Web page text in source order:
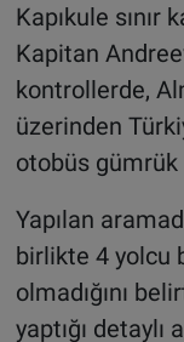
Kapıkule sınır
Kapitan
kontrollerde,
üzerinden
otobüs gümrük
Yapılan
birlikte 4 yolcu
olmadığını
yaptığı